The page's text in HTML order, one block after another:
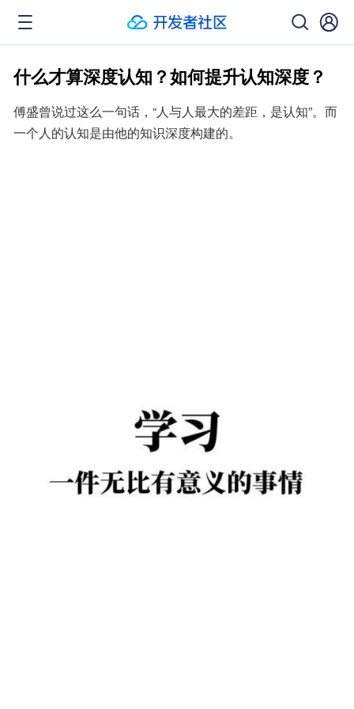
什么才算深度认知？如何提升认知深度？
傅盛曾说过这么一句话，“人与人最大的差距，是认知”。而
一个人的认知是由他的知识深度构建的。